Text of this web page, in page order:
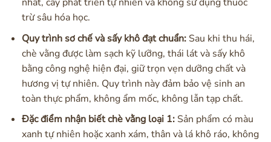
trừ sâu hóa học.
Quy trình sơ chế và sấy khô đạt chuẩn:Sau khi thu hái,
chè vằng được làm sạch kỹ lưỡng, thái lát và sấy khô
bằng công nghệ hiện đại, giữ trọn vẹn dưỡng chất và
hương vị tự nhiên. Quy trình này đảm bảo vệ sinh an
toàn thực phẩm, không ẩm mốc, không lẫn tạp chất.
Đặc điểm nhận biết chè vằng loại 1:Sản phẩm có màu
xanh tự nhiên hoặc xanh xám, thân và lá khô ráo, không